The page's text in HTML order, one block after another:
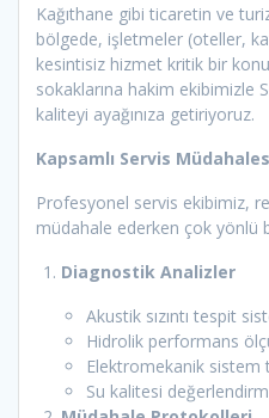
Kağıthane gibi ticaretin ve
bölgede, işletmeler (oteller,
kesintisiz hizmet kritik bir
sokaklarına hakim ekibimizle
kaliteyi ayağınıza getiriyoruz.
Kapsamlı Servis
Profesyonel servis ekibimiz,
müdahale ederken çok yönlü
Diagnostik Analizler
Akustik sızıntı tespit
Hidrolik performans
Elektromekanik sistem
Su kalitesi